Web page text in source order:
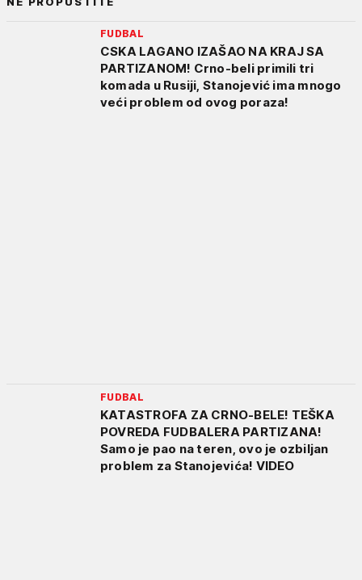
FUDBAL
CSKA LAGANO IZAŠAO NA KRAJ SA
PARTIZANOM! Crno-beli primili tri
komada u Rusiji, Stanojević ima mnogo
veći problem od ovog poraza!
FUDBAL
KATASTROFA ZA CRNO-BELE! TEŠKA
POVREDA FUDBALERA PARTIZANA!
Samo je pao na teren, ovo je ozbiljan
problem za Stanojevića! VIDEO